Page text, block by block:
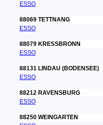
ESSO
88069 TETTNANG
ESSO
88079 KRESSBRONN
ESSO
88131 LINDAU (BODENSEE)
ESSO
88212 RAVENSBURG
ESSO
88250 WEINGARTEN